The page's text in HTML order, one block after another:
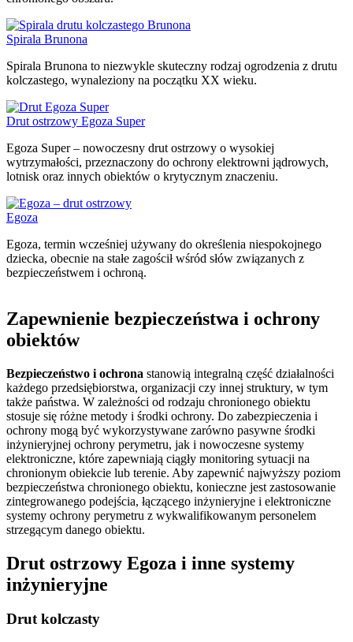
Spirala Brunona
Spirala Brunona to niezwykle skuteczny rodzaj ogrodzenia z drutu
kolczastego, wynaleziony na początku XX wieku.
Drut ostrzowy Egoza Super
Egoza Super – nowoczesny drut ostrzowy o wysokiej
wytrzymałości, przeznaczony do ochrony elektrowni jądrowych,
lotnisk oraz innych obiektów o krytycznym znaczeniu.
Egoza
Egoza, termin wcześniej używany do określenia niespokojnego
dziecka, obecnie na stałe zagościł wśród słów związanych z
bezpieczeństwem i ochroną.
Zapewnienie bezpieczeństwa i ochrony
obiektów
Bezpieczeństwo i ochrona stanowią integralną część działalności
każdego przedsiębiorstwa, organizacji czy innej struktury, w tym
także państwa. W zależności od rodzaju chronionego obiektu
stosuje się różne metody i środki ochrony. Do zabezpieczenia i
ochrony mogą być wykorzystywane zarówno pasywne środki
inżynieryjnej ochrony perymetru, jak i nowoczesne systemy
elektroniczne, które zapewniają ciągły monitoring sytuacji na
chronionym obiekcie lub terenie. Aby zapewnić najwyższy poziom
bezpieczeństwa chronionego obiektu, konieczne jest zastosowanie
zintegrowanego podejścia, łączącego inżynieryjne i elektroniczne
systemy ochrony perymetru z wykwalifikowanym personelem
strzegącym danego obiektu.
Drut ostrzowy Egoza i inne systemy
inżynieryjne
Drut kolczasty